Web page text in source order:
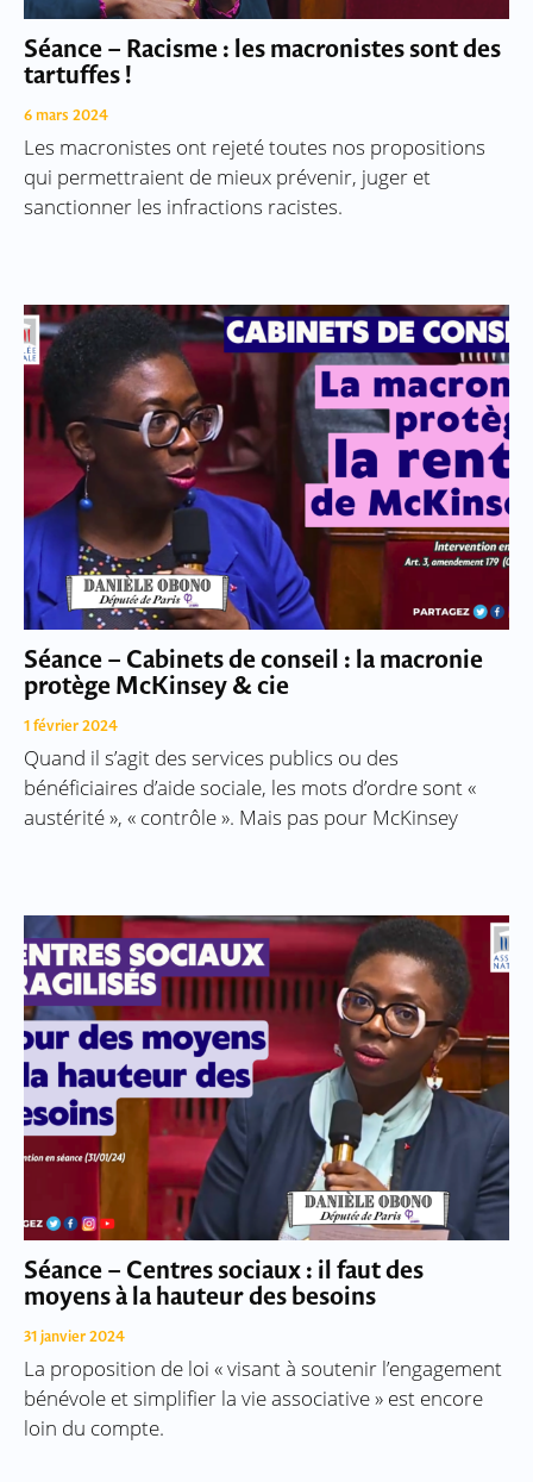
Séance – Racisme : les macronistes sont des
tartuffes !
6 mars 2024
Les macronistes ont rejeté toutes nos propositions
qui permettraient de mieux prévenir, juger et
sanctionner les infractions racistes.
Séance – Cabinets de conseil : la macronie
protège McKinsey & cie
1 février 2024
Quand il s’agit des services publics ou des
bénéficiaires d’aide sociale, les mots d’ordre sont «
austérité », « contrôle ». Mais pas pour McKinsey
Séance – Centres sociaux : il faut des
moyens à la hauteur des besoins
31 janvier 2024
La proposition de loi « visant à soutenir l’engagement
bénévole et simplifier la vie associative » est encore
loin du compte.